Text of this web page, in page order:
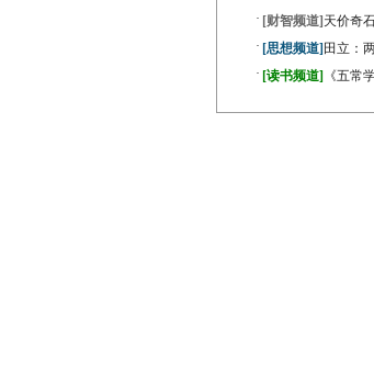
· [财智频道] 天价奇
· [思想频道] 田立：
· [读书频道] 《五常